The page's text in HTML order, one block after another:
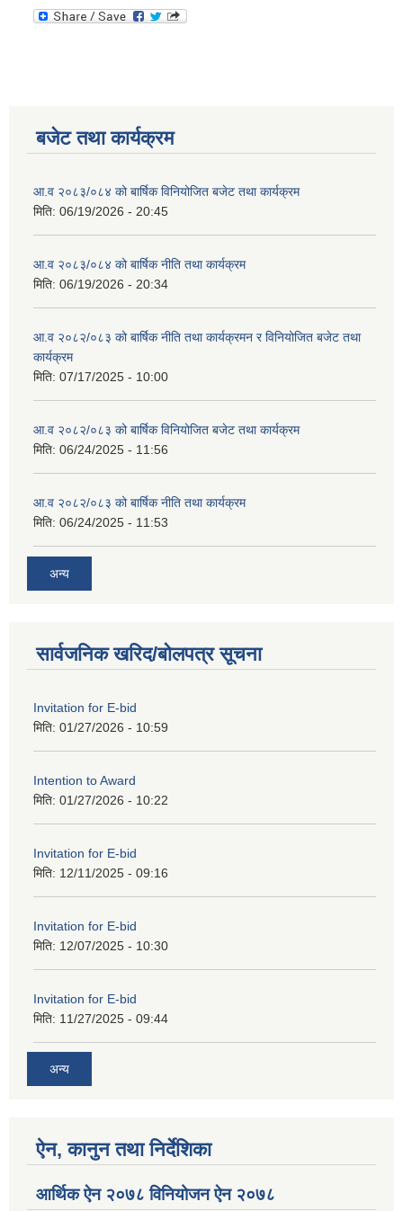
बजेट तथा कार्यक्रम
आ.व २०८३/०८४ को बार्षिक विनियोजित बजेट तथा कार्यक्रम
मिति: 06/19/2026 - 20:45
आ.व २०८३/०८४ को बार्षिक नीति तथा कार्यक्रम
मिति: 06/19/2026 - 20:34
आ.व २०८२/०८३ को बार्षिक नीति तथा कार्यक्रमन र विनियोजित बजेट तथा
कार्यक्रम
मिति: 07/17/2025 - 10:00
आ.व २०८२/०८३ को बार्षिक विनियोजित बजेट तथा कार्यक्रम
मिति: 06/24/2025 - 11:56
आ.व २०८२/०८३ को बार्षिक नीति तथा कार्यक्रम
मिति: 06/24/2025 - 11:53
अन्य
सार्वजनिक खरिद/बोलपत्र सूचना
Invitation for E-bid
मिति: 01/27/2026 - 10:59
Intention to Award
मिति: 01/27/2026 - 10:22
Invitation for E-bid
मिति: 12/11/2025 - 09:16
Invitation for E-bid
मिति: 12/07/2025 - 10:30
Invitation for E-bid
मिति: 11/27/2025 - 09:44
अन्य
ऐन, कानुन तथा निर्देशिका
आर्थिक ऐन २०७८ विनियोजन ऐन २०७८